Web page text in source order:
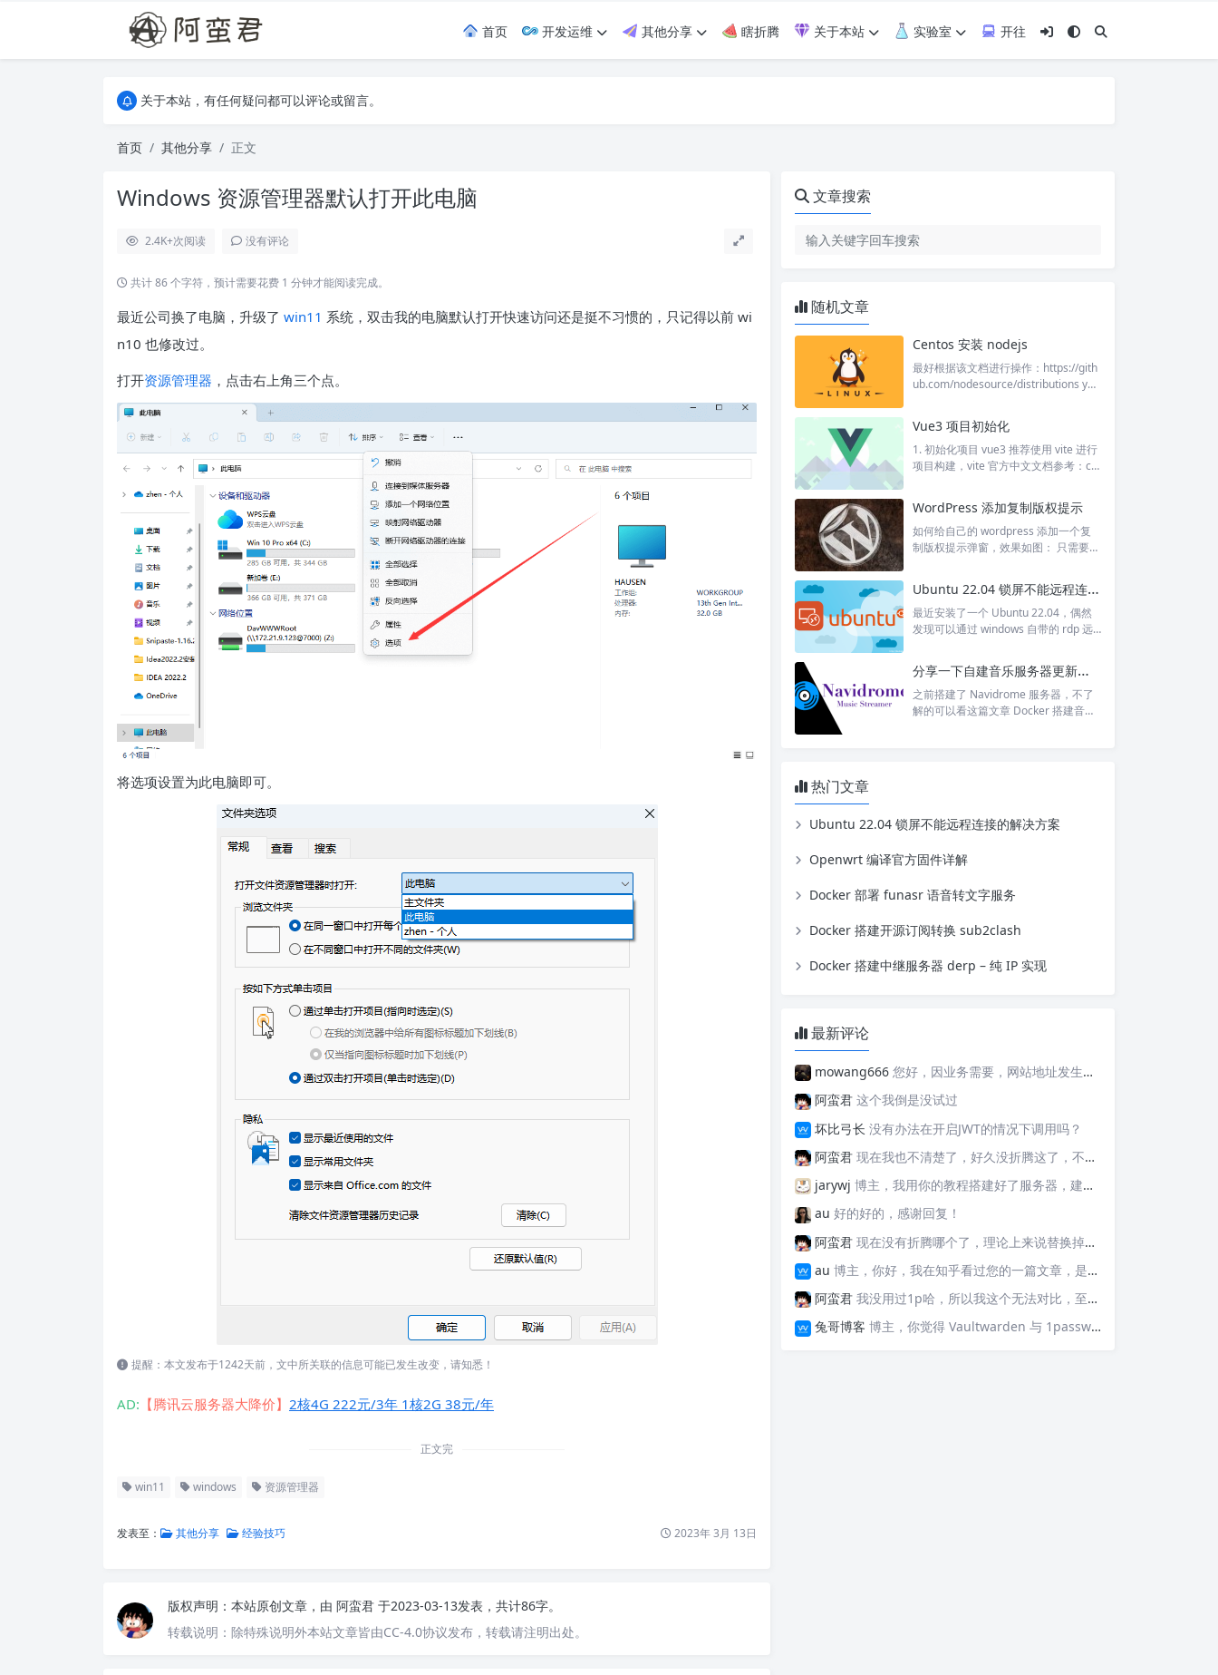
首页 开发运维 其他分享 瞎折腾 关于本站 实验室
开往
关于本站，有任何疑问都可以评论或留言。
关于本站，有任何疑问都可以评论或留言。
首页
其他分享 正文
Windows 资源管理器默认打开此电脑
2.4K+次阅读 没有评论
共计 86 个字符，预计需要花费 1 分钟才能阅读完成。
最近公司换了电脑，升级了 win11 系统，双击我的电脑默认打开快速访问还是挺不习惯的，只记得以前 wi
n10 也修改过。
打开资源管理器 ，点击右上角三个点。
将选项设置为此电脑即可。
提醒：本文发布于1242天前，文中所关联的信息可能已发生改变，请知悉！
AD: 【腾讯云服务器大降价】 2核4G 222元/3年 1核2G 38元/年
正文完
win11 windows 资源管理器
发表至： 其他分享 经验技巧 2023年 3月 13日
版权声明： 本站原创文章，由 阿蛮君 于2023-03-13发表，共计86字。
转载说明： 除特殊说明外本站文章皆由CC-4.0协议发布，转载请注明出处。
文章搜索
随机文章
Centos 安装 nodejs
最好根据该文档进行操作：https://gith
ub.com/nodesource/distributions yu
nt --location https://rpm.nodesource.
com/setup_16.x | sudo bash setup_1
6里16是版本号，可根据自己需要修
改。 yum方式安装 sudo yum -y i...
Vue3 项目初始化
1. 初始化项目 vue3 推荐使用 vite 进行
项目构建，vite 官方中文文档参考：cn.
pnmp，其号称高性能的 npm。pnmp
由 npm/yarn 衍生而来，解决了 npm/y
arn 内部潜在的 bug，极大的优化了性
能，扩展了使用场景。 pnpm 安装： n
WordPress 添加复制版权提示
如何给自己的 wordpress 添加一个复
制版权提示弹窗，效果如图： 只需要在
示 function zm_copyright_tips() { echo
'<link rel="stylesheet" type="text/css"
rel="external nofollo...
Ubuntu 22.04 锁屏不能远程连接的解决方案
最近安装了一个 Ubuntu 22.04，偶然
发现可以通过 windows 自带的 rdp 远
支持启动 VNC 协议，也就是默认支持
了 rdp 和 vnc 连接。 看了以下，ubunt
u 在用户级别下创建了一个远程桌面服
务，具体文件是 /usr/lib/systemd/use
分享一下自建音乐服务器更新音乐的方案
之前搭建了 Navidrome 服务器，不了
解的可以看这篇文章 Docker 搭建音乐
听见一首喜欢的歌，想要下载放到音乐
热门文章
Ubuntu 22.04 锁屏不能远程连接的解决方案
Openwrt 编译官方固件详解
Docker 部署 funasr 语音转文字服务
Docker 搭建开源订阅转换 sub2clash
Docker 搭建中继服务器 derp – 纯 IP 实现
最新评论
mowang666 您好，因业务需要，网站地址发生变更，信息如下： 网站名称: 新锐博客 网站地址: https://blog.xrbk.cn 网站图标: https://blog.xrbk.cn/favicon.png 网站描述: 记录学习与分享资源 RSS地址：https://blog.xrbk.cn/atom.xml 请您及时更新，给你带来的不便敬请谅解
阿蛮君 这个我倒是没试过
坏比弓长 没有办法在开启JWT的情况下调用吗？
阿蛮君 现在我也不清楚了，好久没折腾这了，不好意思哈，现在用的tailscale
jarywj 博主，我用你的教程搭建好了服务器，建好了网络，但是客户端在替换planet文件后，加入了网络，服务器上看不到这个加入的客户端，这是为什么呢？
au 好的好的，感谢回复！
阿蛮君 现在没有折腾哪个了，理论上来说替换掉那些api就可以检测，https://v6.ident.me, https://6.ipw.cn, https://v6.yinghualuo.cn/bejson，不过我没有试过不知道行不行。我现在是用ddns-go这款工具。动态解析域名，并且可以触发webhook给我发送邮件的
au 博主，你好，我在知乎看过您的一篇文章，是关于使用Docker部署容器监控公网IP变动并主动发送邮件的“https://zhuanlan.zhihu.com/p/568074329”这篇文章，我想问的是，这个可以监控IPv6的变化并发送邮件嘛？因为我现在测试了，它只能发送IPv4的，请问如果要添加IPv6的变化，我该如何操作呢？谢谢您！
阿蛮君 我没用过1p哈，所以我这个无法对比，至少Vaultwarden我用了一两年感觉还不错
兔哥博客 博主，你觉得 Vaultwarden 与 1password 比哪个好用？我个人一直在用付费版的 1password，但最近也想自建试试Vaultwarden，又担心用不惯。